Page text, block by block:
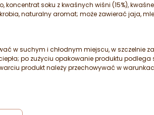
soku z kwaśnych wiśni (15%),
naturalny aromat; może zawierać jaja,
w suchym i chłodnym miejscu, w szczelnie
po zużyciu opakowanie produktu
produkt należy przechowywać w